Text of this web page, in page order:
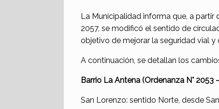
La Municipalidad informa que, a partir
2057, se modificó el sentido de
objetivo de mejorar la seguridad vial
A continuación, se detallan los
Barrio La Antena (Ordenanza N°
San Lorenzo: sentido Norte, desde